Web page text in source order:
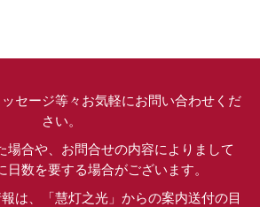
セージ等々お気軽にお問い合わせくだ
さい。
場合や、お問合せの内容によりまして
日数を要する場合がございます。
は、「慧灯之光」からの案内送付の目